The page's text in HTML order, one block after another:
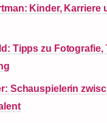
Kinder, Karriere
Tipps zu Fotografie,
Schauspielerin